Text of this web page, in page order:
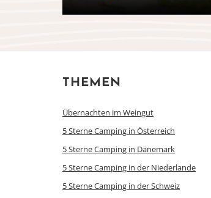
THEMEN
Übernachten im Weingut
5 Sterne Camping in Österreich
5 Sterne Camping in Dänemark
5 Sterne Camping in der Niederlande
5 Sterne Camping in der Schweiz